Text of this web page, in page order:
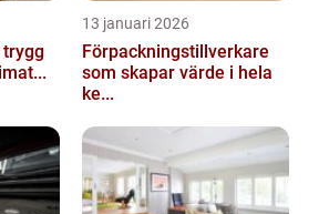
trygg
13 januari 2026
Förpackningstillverkare
som skapar värde i hela
ke...